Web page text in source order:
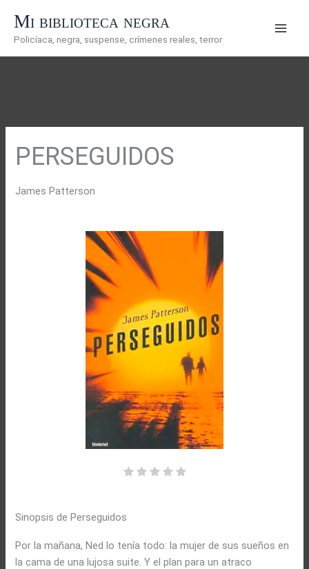
contenido
Mi biblioteca negra
Policíaca, negra, suspense, crímenes reales, terror
PERSEGUIDOS
James Patterson
Sinopsis de Perseguidos
Por la mañana, Ned lo tenía todo: la mujer de sus sueños en
la cama de una lujosa suite. Y el plan para un atraco